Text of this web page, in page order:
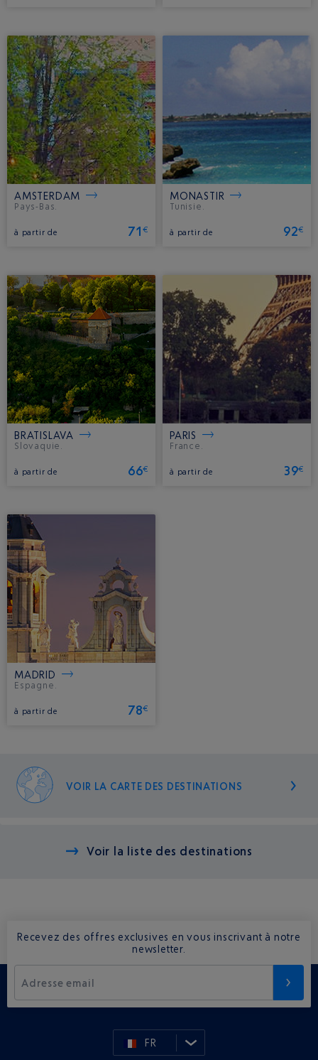
AMSTERDAM
Pays-Bas.
à partir de 71€
MONASTIR
Tunisie.
à partir de 92€
BRATISLAVA
Slovaquie.
à partir de 66€
PARIS
France.
à partir de 39€
MADRID
Espagne.
à partir de 78€
VOIR LA CARTE DES DESTINATIONS
Voir la liste des destinations
Recevez des offres exclusives en vous inscrivant à notre
newsletter.
Adresse email
FR